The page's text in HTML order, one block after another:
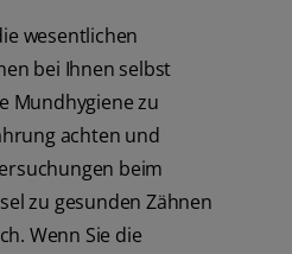
wesentlichen
bei Ihnen selbst
Mundhygiene zu
achten und
beim
zu gesunden Zähnen
Wenn Sie die